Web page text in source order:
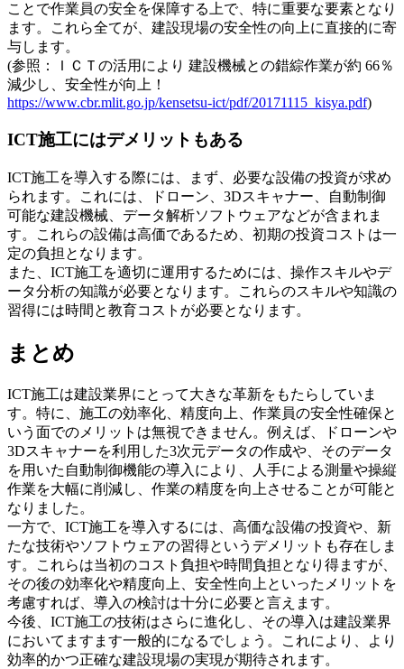
ことで作業員の安全を保障する上で、特に重要な要素となり
ます。これら全てが、建設現場の安全性の向上に直接的に寄
与します。
(参照：ＩＣＴの活用により 建設機械との錯綜作業が約 66％
減少し、安全性が向上！
https://www.cbr.mlit.go.jp/kensetsu-ict/pdf/20171115_kisya.pdf)
ICT施工にはデメリットもある
ICT施工を導入する際には、まず、必要な設備の投資が求め
られます。これには、ドローン、3Dスキャナー、自動制御
可能な建設機械、データ解析ソフトウェアなどが含まれま
す。これらの設備は高価であるため、初期の投資コストは一
定の負担となります。
また、ICT施工を適切に運用するためには、操作スキルやデ
ータ分析の知識が必要となります。これらのスキルや知識の
習得には時間と教育コストが必要となります。
まとめ
ICT施工は建設業界にとって大きな革新をもたらしていま
す。特に、施工の効率化、精度向上、作業員の安全性確保と
いう面でのメリットは無視できません。例えば、ドローンや
3Dスキャナーを利用した3次元データの作成や、そのデータ
を用いた自動制御機能の導入により、人手による測量や操縦
作業を大幅に削減し、作業の精度を向上させることが可能と
なりました。
一方で、ICT施工を導入するには、高価な設備の投資や、新
たな技術やソフトウェアの習得というデメリットも存在しま
す。これらは当初のコスト負担や時間負担となり得ますが、
その後の効率化や精度向上、安全性向上といったメリットを
考慮すれば、導入の検討は十分に必要と言えます。
今後、ICT施工の技術はさらに進化し、その導入は建設業界
においてますます一般的になるでしょう。これにより、より
効率的かつ正確な建設現場の実現が期待されます。